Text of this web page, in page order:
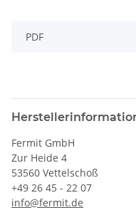
PDF
Fermit GmbH
Zur Heide 4
53560 Vettelschoß
+49 26 45 - 22 07
info@fermit.de